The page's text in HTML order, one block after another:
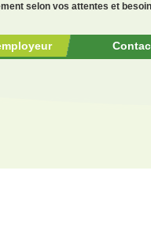
selon vos attentes et